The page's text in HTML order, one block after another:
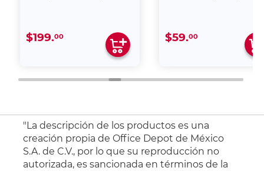
$199.00 $59.00
"La descripción de los productos es una
creación propia de Office Depot de México
S.A. de C.V., por lo que su reproducción no
autorizada, es sancionada en términos de la